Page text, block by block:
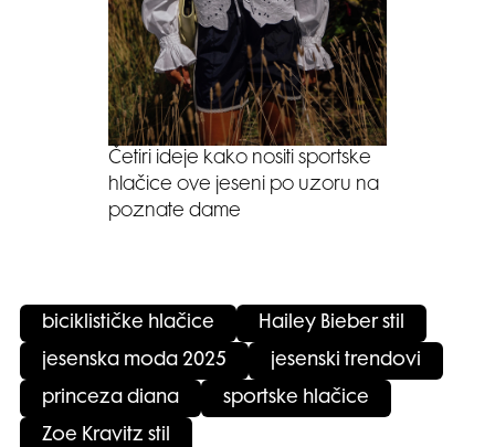
Četiri ideje kako nositi sportske
hlačice ove jeseni po uzoru na
poznate dame
biciklističke hlačice Hailey Bieber stil
jesenska moda 2025 jesenski trendovi
princeza diana sportske hlačice
Zoe Kravitz stil